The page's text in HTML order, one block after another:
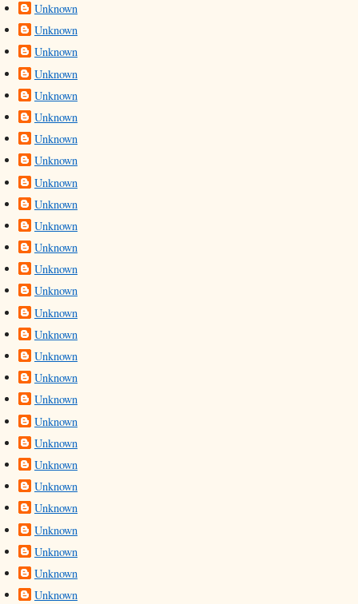
Unknown
Unknown
Unknown
Unknown
Unknown
Unknown
Unknown
Unknown
Unknown
Unknown
Unknown
Unknown
Unknown
Unknown
Unknown
Unknown
Unknown
Unknown
Unknown
Unknown
Unknown
Unknown
Unknown
Unknown
Unknown
Unknown
Unknown
Unknown